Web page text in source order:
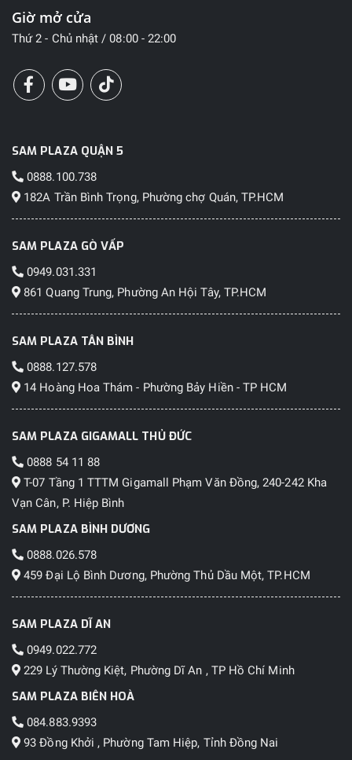
Giờ mở cửa
Thứ 2 - Chủ nhật / 08:00 - 22:00
SAM PLAZA QUẬN 5
0888.100.738
182A Trần Bình Trọng, Phường chợ Quán, TP.HCM
SAM PLAZA GÒ VẤP
0949.031.331
861 Quang Trung, Phường An Hội Tây, TP.HCM
SAM PLAZA TÂN BÌNH
0888.127.578
14 Hoàng Hoa Thám - Phường Bảy Hiền - TP HCM
SAM PLAZA GIGAMALL THỦ ĐỨC
0888 54 11 88
T-07 Tầng 1 TTTM Gigamall Phạm Văn Đồng, 240-242 Kha
Vạn Cân, P. Hiệp Bình
SAM PLAZA BÌNH DƯƠNG
0888.026.578
459 Đại Lộ Bình Dương, Phường Thủ Dầu Một, TP.HCM
SAM PLAZA DĨ AN
0949.022.772
229 Lý Thường Kiệt, Phường Dĩ An , TP Hồ Chí Minh
SAM PLAZA BIÊN HOÀ
084.883.9393
93 Đồng Khởi , Phường Tam Hiệp, Tỉnh Đồng Nai